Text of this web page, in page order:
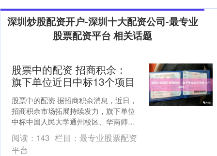
深圳炒股配资开户-深圳十大配资公司-最专业
股票配资平台 相关话题
股票中的配资 招商积余：
旗下单位近日中标13个项目
股票中的配资 据招商积余消息，近日，
招商积余市场拓展持续发力，旗下单位
中标中国人民大学通州校区、华南师范
大学石牌校区、南京财经大学仙林校
区、郑州警察学院、广州城....
阅读： 143 栏目： 最专业股票配资
平台